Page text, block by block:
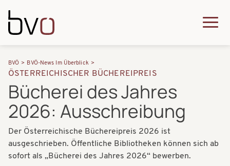
k
m
e
n
a
u
p
n
a
P
f
a
d
n
a
BVÖ BVÖ-News Im Überblick
ÖSTERREICHISCHER BÜCHEREIPREIS
Bücherei des Jahres
2026: Ausschreibung
Der Österreichische Büchereipreis 2026 ist
ausgeschrieben. Öffentliche Bibliotheken können sich ab
sofort als „Bücherei des Jahres 2026“ bewerben.